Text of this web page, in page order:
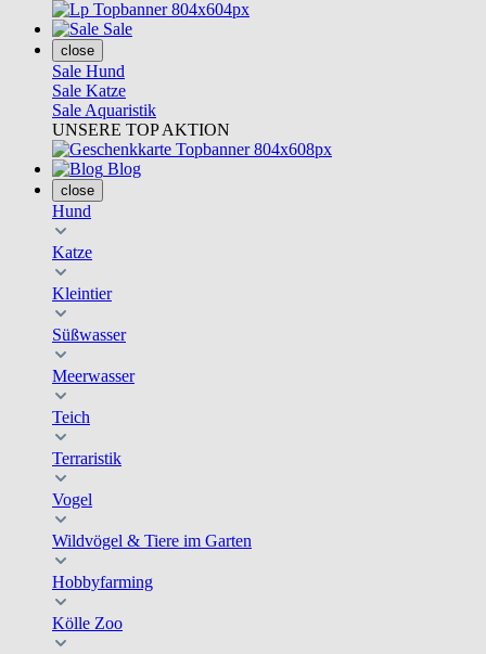
Sale
close
Sale Hund
Sale Katze
Sale Aquaristik
UNSERE TOP AKTION
Blog
close
Hund
Katze
Kleintier
Süßwasser
Meerwasser
Teich
Terraristik
Vogel
Wildvögel & Tiere im Garten
Hobbyfarming
Kölle Zoo